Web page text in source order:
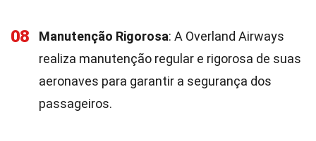
08 Manutenção Rigorosa: A Overland Airways
realiza manutenção regular e rigorosa de suas
aeronaves para garantir a segurança dos
passageiros.